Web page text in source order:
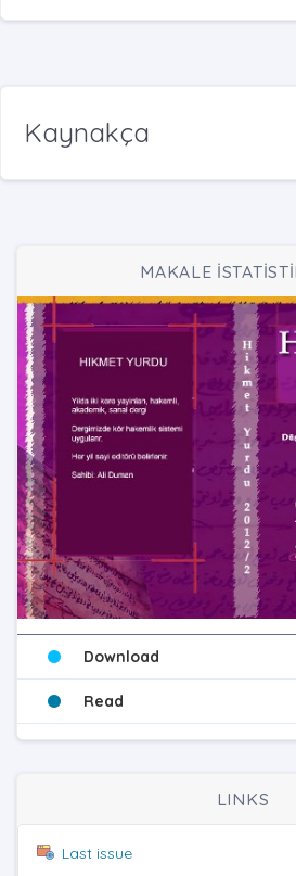
Kaynakça
MAKALE
Download
Read
LINKS
Last issue